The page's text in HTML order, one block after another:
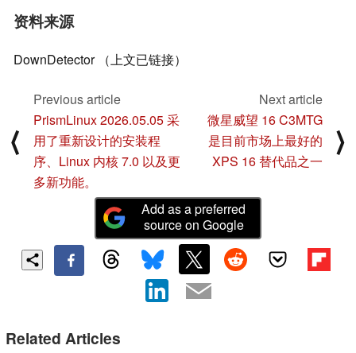
资料来源
DownDetector （上文已链接）
⟨
Previous article
PrismLinux 2026.05.05 采
用了重新设计的安装程
序、Linux 内核 7.0 以及更
多新功能。
Next article
微星威望 16 C3MTG
是目前市场上最好的
XPS 16 替代品之一
⟩
Add as a preferred
source on Google
Related Articles